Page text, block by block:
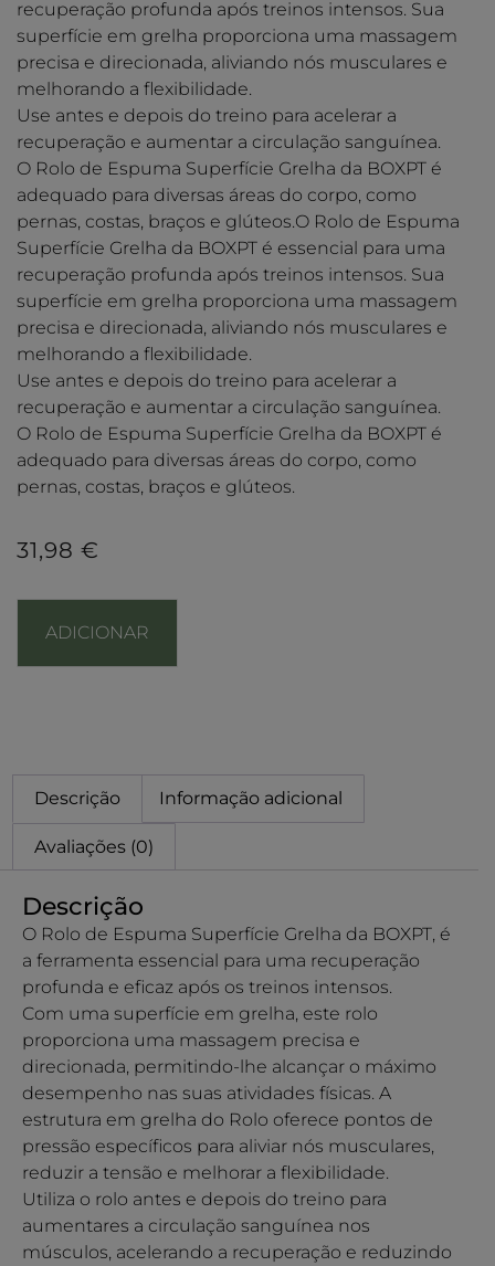
recuperação profunda após treinos intensos. Sua
superfície em grelha proporciona uma massagem
precisa e direcionada, aliviando nós musculares e
melhorando a flexibilidade.
Use antes e depois do treino para acelerar a
recuperação e aumentar a circulação sanguínea.
O Rolo de Espuma Superfície Grelha da BOXPT é
adequado para diversas áreas do corpo, como
pernas, costas, braços e glúteos.O Rolo de Espuma
Superfície Grelha da BOXPT é essencial para uma
recuperação profunda após treinos intensos. Sua
superfície em grelha proporciona uma massagem
precisa e direcionada, aliviando nós musculares e
melhorando a flexibilidade.
Use antes e depois do treino para acelerar a
recuperação e aumentar a circulação sanguínea.
O Rolo de Espuma Superfície Grelha da BOXPT é
adequado para diversas áreas do corpo, como
pernas, costas, braços e glúteos.
31,98 €
ADICIONAR
Descrição Informação adicional
Avaliações (0)
Descrição
O Rolo de Espuma Superfície Grelha da BOXPT, é
a ferramenta essencial para uma recuperação
profunda e eficaz após os treinos intensos.
Com uma superfície em grelha, este rolo
proporciona uma massagem precisa e
direcionada, permitindo-lhe alcançar o máximo
desempenho nas suas atividades físicas. A
estrutura em grelha do Rolo oferece pontos de
pressão específicos para aliviar nós musculares,
reduzir a tensão e melhorar a flexibilidade.
Utiliza o rolo antes e depois do treino para
aumentares a circulação sanguínea nos
músculos, acelerando a recuperação e reduzindo